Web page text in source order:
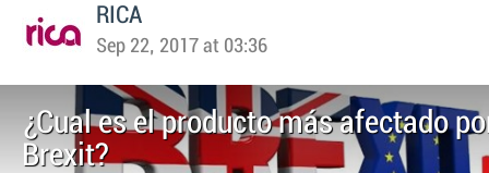
RICA
Sep 22, 2017 at 03:36
¿Cual es el producto más afectado
Brexit?